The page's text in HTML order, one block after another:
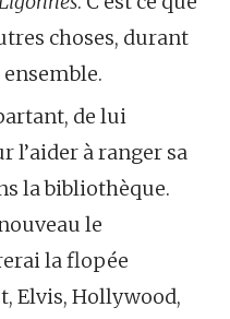
choses, durant
de lui
l’aider à ranger sa
la bibliothèque.
le
la flopée
Elvis, Hollywood,